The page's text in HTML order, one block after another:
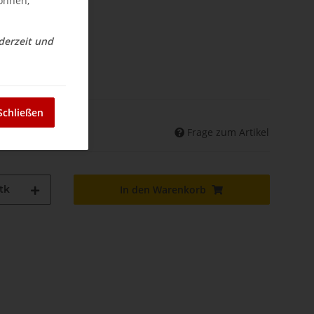
Frage zum Artikel
In den Warenkorb
und